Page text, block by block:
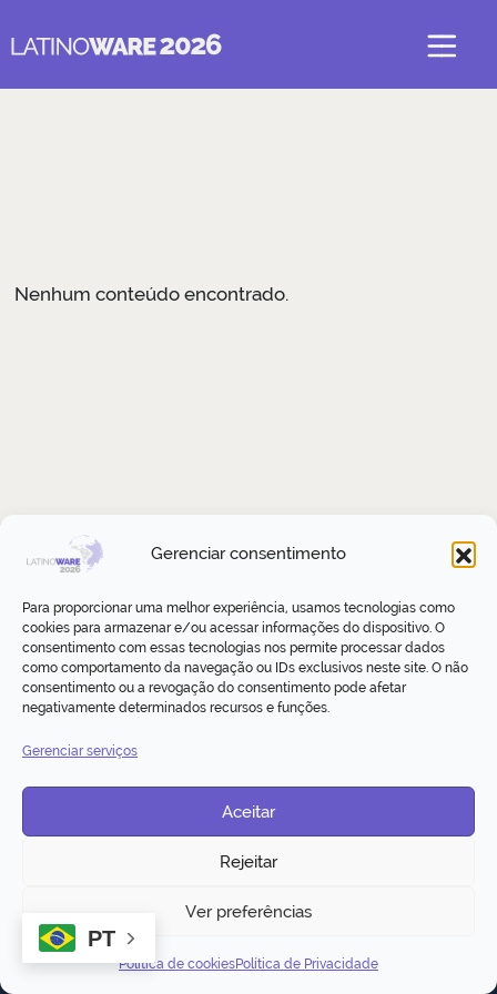
Gerenciar consentimento
Para proporcionar uma melhor experiência, usamos tecnologias como
cookies para armazenar e/ou acessar informações do dispositivo. O
consentimento com essas tecnologias nos permite processar dados
como comportamento da navegação ou IDs exclusivos neste site. O não
consentimento ou a revogação do consentimento pode afetar
negativamente determinados recursos e funções.
Gerenciar serviços
Aceitar
Rejeitar
Ver preferências
Política de cookiesPolítica de Privacidade
Nenhum conteúdo encontrado.
© 2026 - 23º Congresso Latino-americano de
Software Livre e Tecnologias Abertas
PT